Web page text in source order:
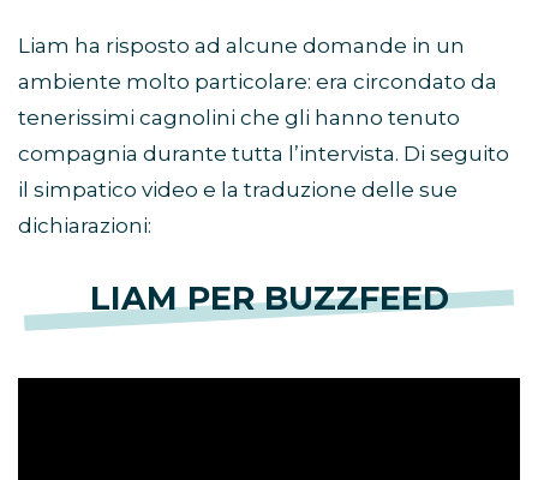
Liam ha risposto ad alcune domande in un
ambiente molto particolare: era circondato da
tenerissimi cagnolini che gli hanno tenuto
compagnia durante tutta l’intervista. Di seguito
il simpatico video e la traduzione delle sue
dichiarazioni:
LIAM PER BUZZFEED